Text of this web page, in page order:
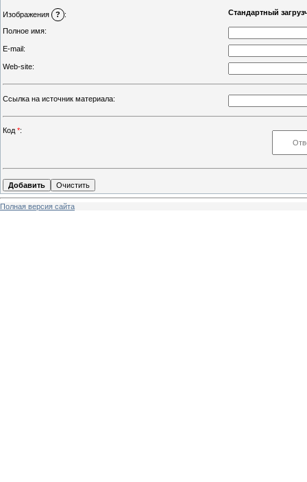
Изображения ? : Стандартный
Полное имя:
E-mail:
Web-site:
Ссылка на источник материала:
Код*:
Полная версия сайта